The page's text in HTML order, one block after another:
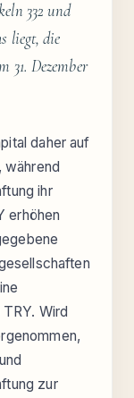
332 und
liegt, die
31. Dezember
daher auf
während
ihr
erhöhen
Wird
zur